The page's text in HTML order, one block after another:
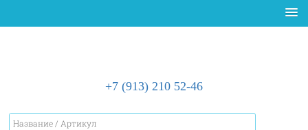
+7 (913) 210 52-46